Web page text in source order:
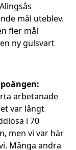
mål uteblev.
fler mål
ny gulsvart
arbetanade
var långt
i 70
men vi var här
Många andra